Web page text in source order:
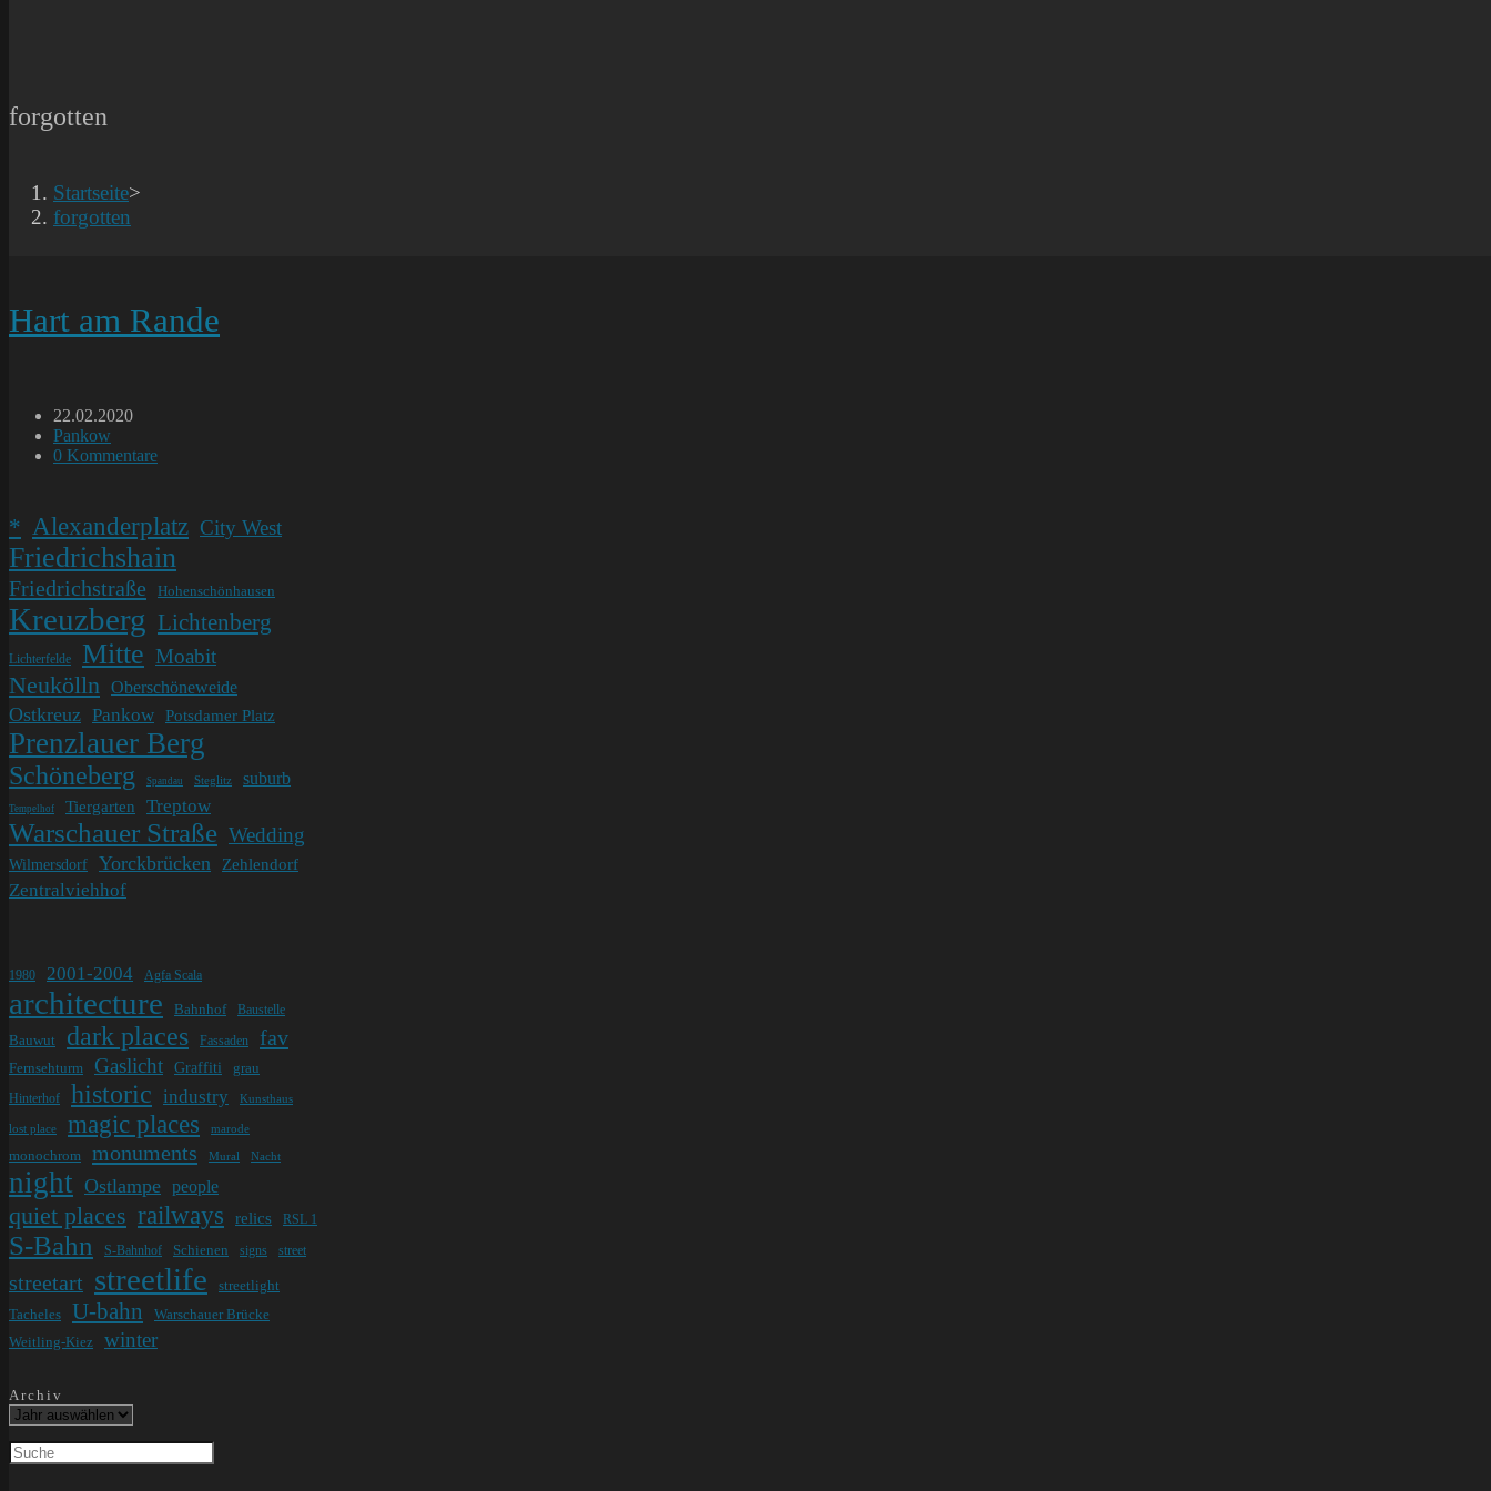
forgotten
Startseite>
forgotten
Hart am Rande
Beitrag
veröffentlicht:
22.02.2020
Beitrags-
Kategorie:
Pankow
Beitrags-
0 Kommentare
* Alexanderplatz City West
Friedrichshain
Friedrichstraße Hohenschönhausen
Kreuzberg Lichtenberg
Lichterfelde Mitte Moabit
Neukölln Oberschöneweide
Ostkreuz Pankow Potsdamer Platz
Prenzlauer Berg
Schöneberg Spandau Steglitz suburb
Tempelhof Tiergarten Treptow
Warschauer Straße Wedding
Wilmersdorf Yorckbrücken Zehlendorf
Zentralviehhof
1980 2001-2004 Agfa Scala
architecture Bahnhof Baustelle
Bauwut dark places Fassaden fav
Fernsehturm Gaslicht Graffiti grau
Hinterhof historic industry Kunsthaus
lost place magic places marode
monochrom monuments Mural Nacht
night Ostlampe people
quiet places railways relics RSL 1
S-Bahn S-Bahnhof Schienen signs street
streetart streetlife streetlight
Tacheles U-bahn
Warschauer Brücke
Weitling-Kiez
winter
Archiv